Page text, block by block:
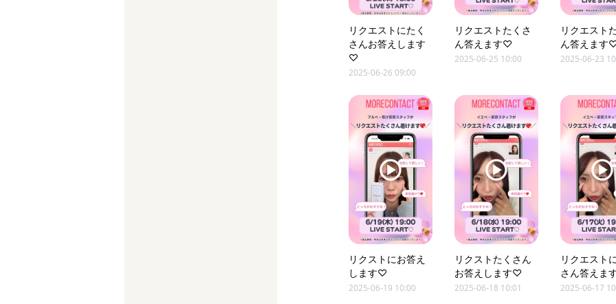
リクエストにたく
さんお答えします
♡
2025-06-26 09:00
リクエストたくさ
ん答えます♡
2025-06-25 10:00
リクエスト
ん答えます
2025-06-23
リクストにお答え
します♡
2025-06-19 10:00
リクストたくさん
お答えします♡
2025-06-18 10:01
リクエスト
さん答えま
2025-06-17